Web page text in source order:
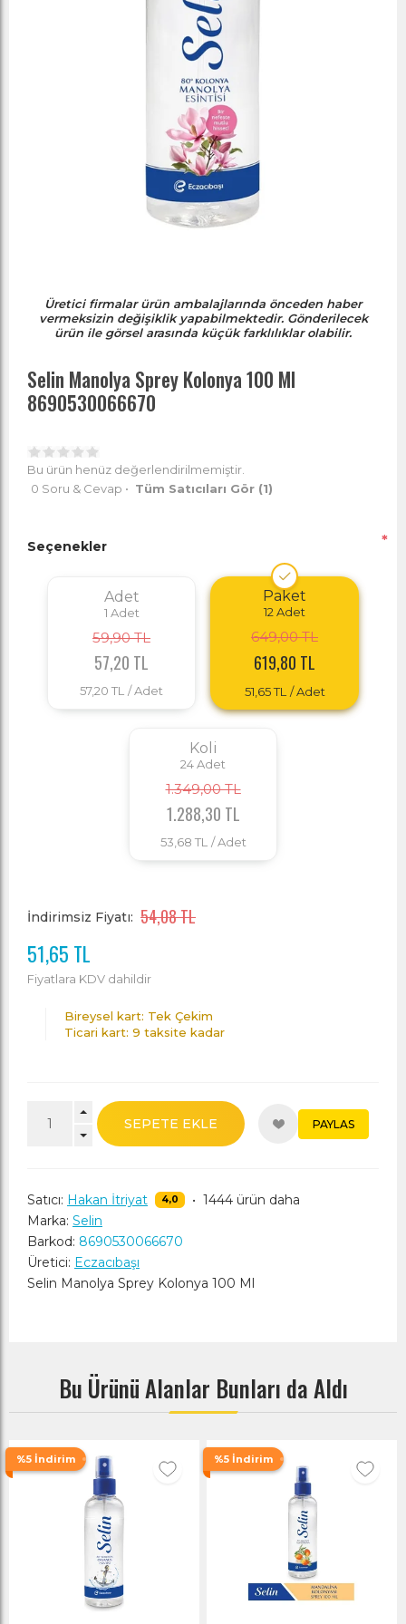
Üretici firmalar ürün ambalajlarında önceden haber
vermeksizin değişiklik yapabilmektedir. Gönderilecek
ürün ile görsel arasında küçük farklılıklar olabilir.
Selin Manolya Sprey Kolonya 100 Ml
8690530066670
Bu ürün henüz değerlendirilmemiştir.
0 Soru & Cevap • Tüm Satıcıları Gör (1)
Seçenekler *
Adet
1 Adet
59,90 TL
57,20 TL
57,20 TL / Adet
Paket
12 Adet
649,00 TL
619,80 TL
51,65 TL / Adet
Koli
24Adet
1.349,00 TL
1.288,30 TL
53,68 TL / Adet
İndirimsiz Fiyatı: 54,08 TL
51,65 TL
Fiyatlara KDV dahildir
Bireysel kart: Tek Çekim
Ticari kart: 9 taksite kadar
SEPETE EKLE PAYLAS
Satıcı: Hakan İtriyat 4,0 • 1444 ürün daha
Marka: Selin
Barkod: 8690530066670
Üretici: Eczacıbaşı
Selin Manolya Sprey Kolonya 100 Ml
Bu Ürünü Alanlar Bunları da Aldı
%5 İndirim %5 İndirim